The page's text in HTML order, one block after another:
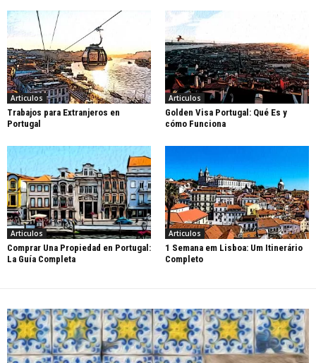
Articulos
Trabajos para Extranjeros en
Portugal
Articulos
Golden Visa Portugal: Qué Es y
cómo Funciona
Articulos
Comprar Una Propiedad en Portugal:
La Guía Completa
Articulos
1 Semana em Lisboa: Um Itinerário
Completo